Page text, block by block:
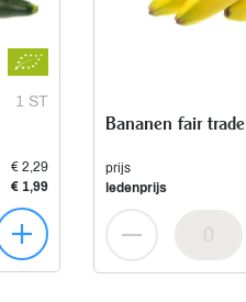
1 ST
€ 2,29
€ 1,99
Bananen fair trade
prijs
ledenprijs